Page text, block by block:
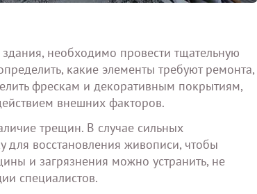
необходимо провести тщательную
какие элементы требуют ремонта,
фрескам и декоративным покрытиям,
внешних факторов.
трещин. В случае сильных
для восстановления живописи, чтобы
и загрязнения можно устранить, не
специалистов.